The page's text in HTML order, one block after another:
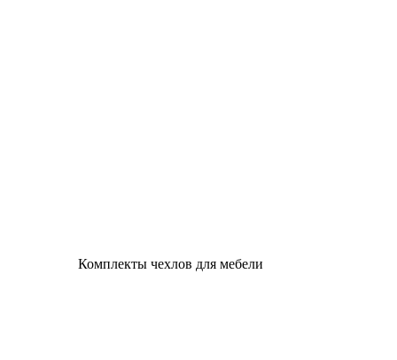
Комплекты чехлов для мебели